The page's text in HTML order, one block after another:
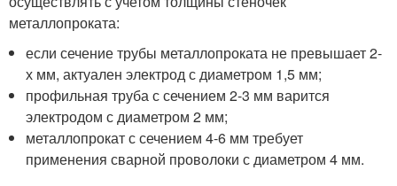
металлопроката:
если сечение трубы металлопроката не превышает 2-
х мм, актуален электрод с диаметром 1,5 мм;
профильная труба с сечением 2-3 мм варится
электродом с диаметром 2 мм;
металлопрокат с сечением 4-6 мм требует
применения сварной проволоки с диаметром 4 мм.